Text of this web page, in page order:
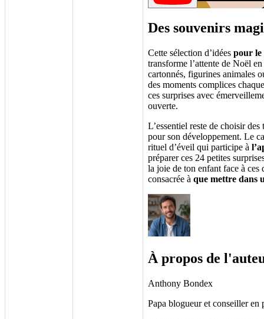
Des souvenirs
Cette sélection d’idées pour le
transforme l’attente de Noël
cartonnés, figurines animales
des moments complices
ces surprises avec
ouverte.
L’essentiel reste de choisir
pour son développement. Le
rituel d’éveil qui participe à
préparer ces 24 petites
la joie de ton enfant face à ces
consacrée à que mettre dans
À propos de
Anthony Bondex
Papa blogueur et conseiller en